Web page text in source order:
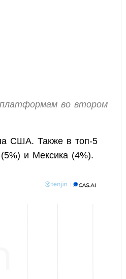
платформам во втором
США. Также в топ-5
и Мексика (4%).